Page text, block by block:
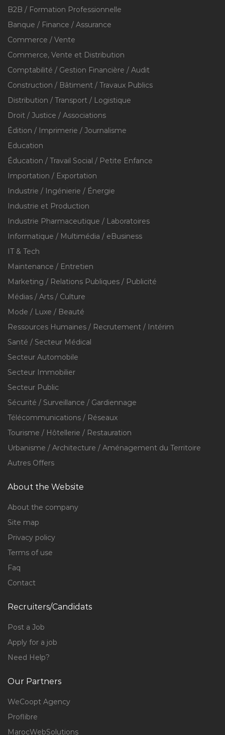
B2B / Formation Professionnelle
Banque / Finance / Assurance
Commerce / Vente
Commerce, Vente et Distribution
Comptabilité / Gestion Financière / Audit
Construction / Bâtiment / Travaux Publics
Distribution / Transport / Logistique
Droit / Justice / Associations
Édition / Imprimerie / Journalisme
Education
Éducation / Travail Social / Petite Enfance
Importation / Exportation
Industrie / Ingénierie / Énergie
Industrie et Production
Industrie Pharmaceutique / Laboratoires
Informatique / Multimédia / eBusiness
IT & Tech
Maintenance / Entretien
Marketing / Relations Publiques / Publicité
Médias / Arts / Culture
Mode / Luxe / Beauté
Ressources Humaines / Recrutement / Intérim
Santé / Secteur Médical
Secteur Automobile
Secteur Immobilier
Secteur Public
Sécurité / Surveillance / Gardiennage
Télécommunications / Réseaux
Tourisme / Hôtellerie / Restauration
Urbanisme / Architecture / Aménagement du Territoire
Autres Offers
About the Website
About the company
Site map
Privacy policy
Terms of use
Faq
Contact
Recruiters/Candidats
Post a Job
Apply for a job
Need Help?
Our Partners
WeCoopt Agency
Proflibre
MarocWebSolutions